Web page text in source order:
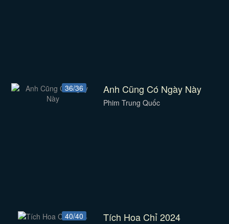
36/36 Anh Cũng Có Ngày Này
Phim Trung Quốc
40/40 Tích Hoa Chỉ 2024